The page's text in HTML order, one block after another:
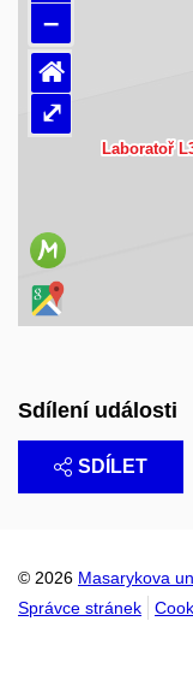
–
⌂
⤢
Sdílení události
SDÍLET
© 2026 Masarykova
Správce stránek